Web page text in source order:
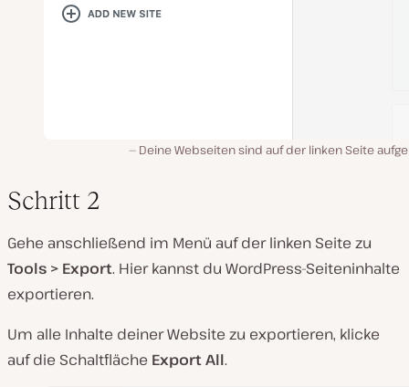
Deine Webseiten sind auf der linken Seite
Schritt 2
Gehe anschließend im Menü auf der linken Seite zu
Tools > Export. Hier kannst du WordPress-Seiteninhalte
exportieren.
Um alle Inhalte deiner Website zu exportieren, klicke
auf die Schaltfläche Export All.